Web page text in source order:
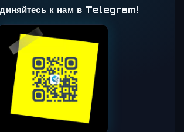
к нам в Telegram!